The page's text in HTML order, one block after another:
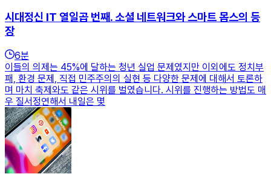
시대정신 IT 열일곱 번째. 소셜 네트워크와 스마트 몹스의 등
장
6분
이들의 의제는 45%에 달하는 청년 실업 문제였지만 이외에도 정치부
패, 환경 문제, 직접 민주주의의 실현 등 다양한 문제에 대해서 토론하
며 마치 축제와도 같은 시위를 벌였습니다. 시위를 진행하는 방법도 매
우 질서정연해서 내일은 몇